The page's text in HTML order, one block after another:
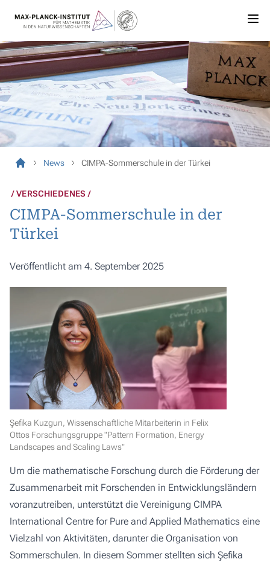
News CIMPA-Sommerschule in der Türkei
VERSCHIEDENES
CIMPA-Sommerschule in der
Türkei
Veröffentlicht am 4. September 2025
Şefika Kuzgun, Wissenschaftliche Mitarbeiterin in Felix
Ottos Forschungsgruppe "Pattern Formation, Energy
Landscapes and Scaling Laws"
Um die mathematische Forschung durch die Förderung der
Zusammenarbeit mit Forschenden in Entwicklungsländern
voranzutreiben, unterstützt die Vereinigung CIMPA
International Centre for Pure and Applied Mathematics eine
Vielzahl von Aktivitäten, darunter die Organisation von
Sommerschulen. In diesem Sommer stellten sich Şefika